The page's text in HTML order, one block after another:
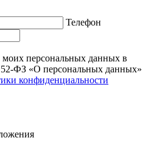
Телефон
моих персональных данных в
ФЗ «О персональных данных»
конфиденциальности